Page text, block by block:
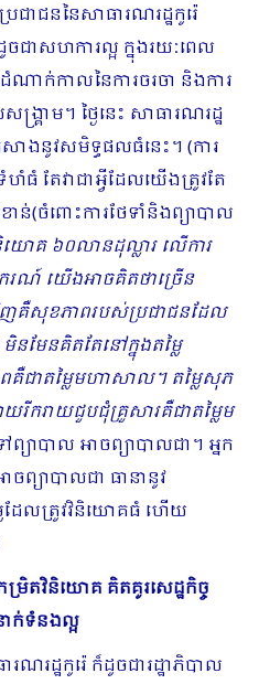
ជាជននៃសាធារណរដ្ឋកូរ៉េ
ចជាសហការល្អ ក្នុងរយៈពេល
ណាក់កាលនៃការចរចា និងការ
គាម។ ថ្ងៃនេះ សាធារណរដ្ឋ
ាងនូវសមិទ្ធផលធំនេះ។ (ការ
តែវាជាអ្វីដែលយើងត្រូវតែ
ន់(ចំពោះការថែទាំនិងព្យាបាល
យោគ ៦០លានដុល្លារ លើការ
រណ៍ យើងអាចគិតថាច្រើន
គឺសុខភាពរបស់ប្រជាជនដែល
នមែនគិតតែនៅក្នុងតម្លៃ
ពគឺជាតម្លៃមហាសាល។ តម្លៃសុភ
យរីករាយជួបជុំគ្រួសារគឺជាតម្លៃម
ាបាល អាចព្យាបាលជា។ អ្នក
ព្យាបាលជា ធានានូវ
ដែលត្រូវវិនិយោគធំ ហើយ
រិតវិនិយោគ គិតគូរសេដ្ឋកិច្ច
ាក់ទំនងល្អ
ដ្ឋកូរ៉េ ក៏ដូចជារដ្ឋាភិបាល